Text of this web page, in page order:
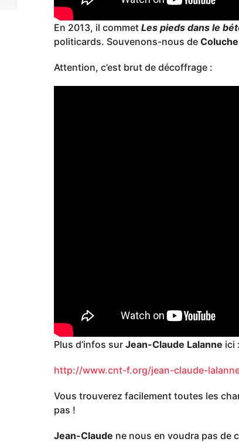
En 2013, il commet Les pieds dans le
politicards. Souvenons-nous de Coluche
Attention, c’est brut de décoffrage :
Plus d’infos sur Jean-Claude Lalanne ici :
http://www.cnt-f.org/jean-claude-
Vous trouverez facilement toutes les
pas !
Jean-Claude ne nous en voudra pas de